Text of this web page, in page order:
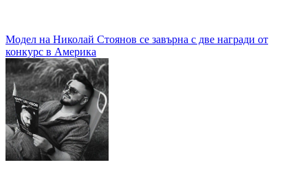
Навигация
Модел на Николай Стоянов се завърна с две награди от
конкурс в Америка